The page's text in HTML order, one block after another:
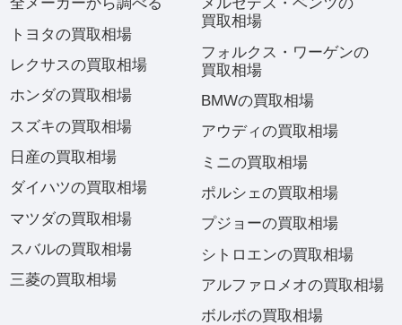
全メーカーから調べる
トヨタの買取相場
レクサスの買取相場
ホンダの買取相場
スズキの買取相場
日産の買取相場
ダイハツの買取相場
マツダの買取相場
スバルの買取相場
三菱の買取相場
メルセデス・ベンツの
買取相場
フォルクス・ワーゲンの
買取相場
BMWの買取相場
アウディの買取相場
ミニの買取相場
ポルシェの買取相場
プジョーの買取相場
シトロエンの買取相場
アルファロメオの買取相場
ボルボの買取相場